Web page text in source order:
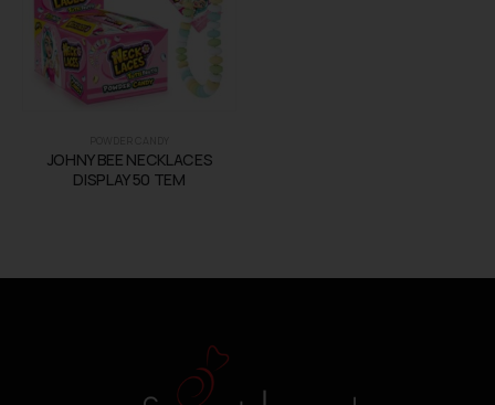
JOHNY BEE NECKLACES
DISPLAY 50 TEM